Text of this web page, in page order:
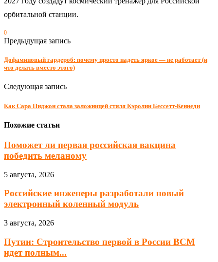
орбитальной станции.
0
Предыдущая запись
Дофаминовый гардероб: почему просто надеть яркое — не работает (и
что делать вместо этого)
Следующая запись
Как Сара Пиджон стала заложницей стиля Кэролин Бессетт-Кеннеди
Похожие статьи
Поможет ли первая российская вакцина
победить меланому
5 августа, 2026
Российские инженеры разработали новый
электронный коленный модуль
3 августа, 2026
Путин: Строительство первой в России ВСМ
идет полным...